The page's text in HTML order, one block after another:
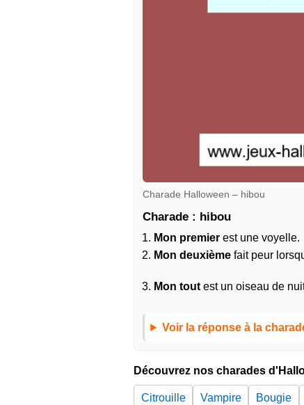
Charade Halloween – hibou
Charade : hibou
Mon premier est une voyelle.
Mon deuxième fait peur
Mon toutest un oiseau de
Voir la réponse à la
Découvrez nos charades
Citrouille Vampire Bougie